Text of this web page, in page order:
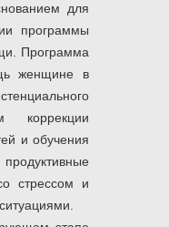
для
программы
Программа
женщине в
коррекции
и обучения
стрессом и